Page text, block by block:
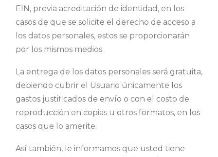
EIN, previa acreditación de identidad, en los
casos de que se solicite el derecho de acceso a
los datos personales, estos se proporcionarán
por los mismos medios.
La entrega de los datos personales será gratuita,
debiendo cubrir el Usuario únicamente los
gastos justificados de envío o con el costo de
reproducción en copias u otros formatos, en los
casos que lo amerite.
Así también, le informamos que usted tiene